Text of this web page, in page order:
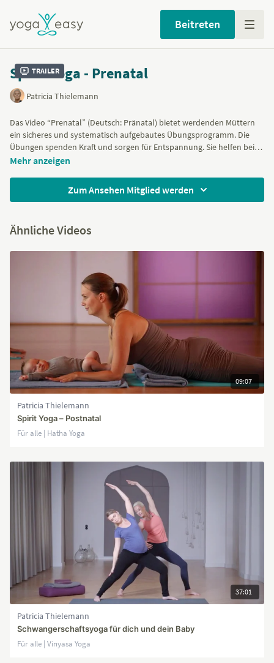
Beitreten
Trailer
Spirit Yoga - Prenatal
Patricia Thielemann
Das Video “Prenatal” (Deutsch: Pränatal) bietet werdenden Müttern
ein sicheres und systematisch aufgebautes Übungsprogramm. Die
Übungen spenden Kraft und sorgen für Entspannung. Sie helfen bei
der bewussten und natürlichen Vorbereitung auf die Geburt und
Gefühlsschwankungen lindern.
Mehr Informationen zu Yoga in der Schwangerschaft findest Du
Mehr anzeigen
Zum Ansehen Mitglied werden
Ähnliche Videos
09:07
Patricia Thielemann
Spirit Yoga – Postnatal
Für alle | Hatha Yoga
37:01
Patricia Thielemann
Schwangerschaftsyoga für dich und dein Baby
Für alle | Vinyasa Yoga